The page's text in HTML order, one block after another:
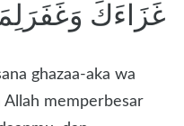
غَزَاءَكَ
ghazaa-aka wa
Allah memperbesar